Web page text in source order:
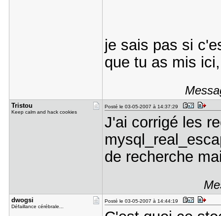
je sais pas si
que tu as mis
Tristou
Keep calm and hack cookies
Posté le 03-05-2007 à 14:37:29
J'ai corrigé les
de recherche
dwogsi
Défaillance cérébrale...
Posté le 03-05-2007 à 14:44:19